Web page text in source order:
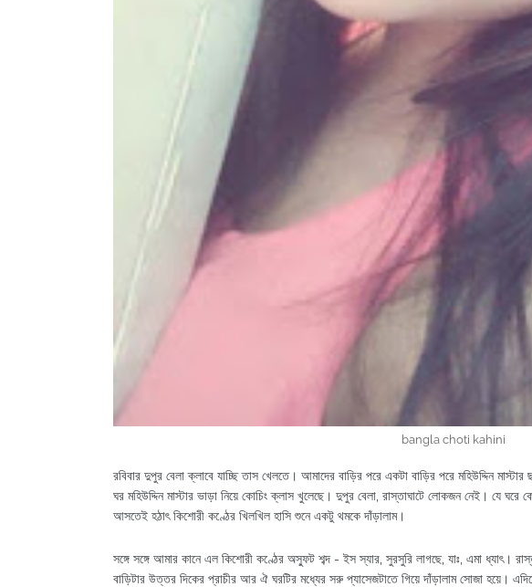
bangla choti kahini
রবিবার দুপুর বেলা ক্লাবে যাচ্ছি তাস খেলতে। আমাদের বাড়ির পরে একটা বাড়ির পরে মহিউদ্দিন
ঘর মহিউদ্দিন মাস্টার ভাড়া নিয়ে কোচিং ক্লাস খুলেছে। দুপুর বেলা, রাস্তাঘাটে লোকজন নেই। যে
আসতেই হঠাৎ কিশোরী কণ্ঠের খিলখিল হাসি শুনে একটু থমকে দাঁড়ালাম।
সঙ্গে সঙ্গে আমার কানে এল কিশোরী কণ্ঠের অস্ফুট শব্দ - ইস স্যার, সুরসুরি লাগছে, যাঃ, এমা ধ্যাৎ।
বাড়িটার উত্তর দিকের প্রাচীর আর ঐ ঘরটির মধ্যের সরু প্যাসেজটাতে গিয়ে দাঁড়ালাম সোজা হয়ে।